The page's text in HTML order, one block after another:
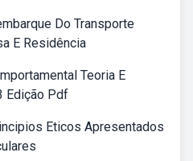
Do Transporte
E Residência
Teoria E
Edição Pdf
Eticos Apresentados